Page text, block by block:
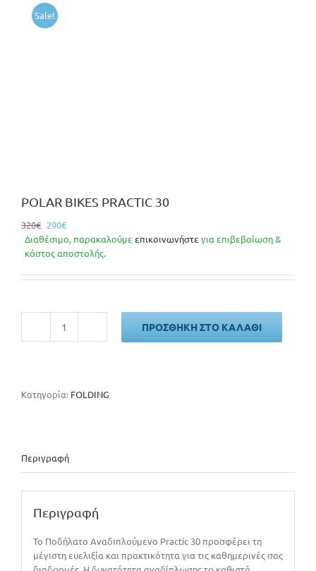
Sale!
POLAR BIKES PRACTIC 30
320€ Original
price
was:
290€Η
τρέχουσα
τιμή
290€.
Διαθέσιμο, παρακαλούμε επικοινωνήστε για επιβεβαίωση &
κόστος αποστολής.
POLAR
ποσότητα
ΠΡΟΣΘΉΚΗ ΣΤΟ ΚΑΛΆΘΙ
Κατηγορία: FOLDING
Περιγραφή
Περιγραφή
Το Ποδήλατο Αναδιπλούμενο Practic 30 προσφέρει τη
μέγιστη ευελιξία και πρακτικότητα για τις καθημερινές σας